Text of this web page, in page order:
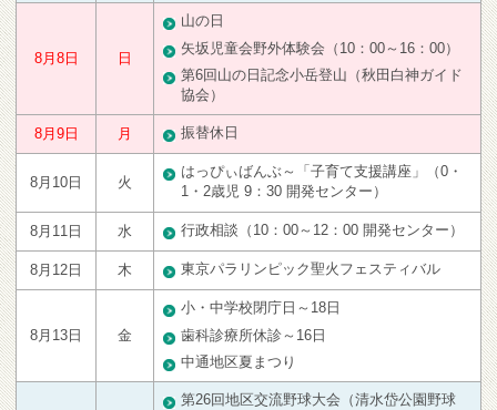
8月8日 日
山の日
矢坂児童会野外体験会（10：00～16：00）
第6回山の日記念小岳登山（秋田白神ガイド
協会）
8月9日 月 振替休日
8月10日 火
はっぴぃばんぶ～「子育て支援講座」（0・
1・2歳児 9：30 開発センター）
8月11日 水 行政相談（10：00～12：00 開発センター）
8月12日 木 東京パラリンピック聖火フェスティバル
8月13日 金
小・中学校閉庁日～18日
歯科診療所休診～16日
中通地区夏まつり
第26回地区交流野球大会（清水岱公園野球